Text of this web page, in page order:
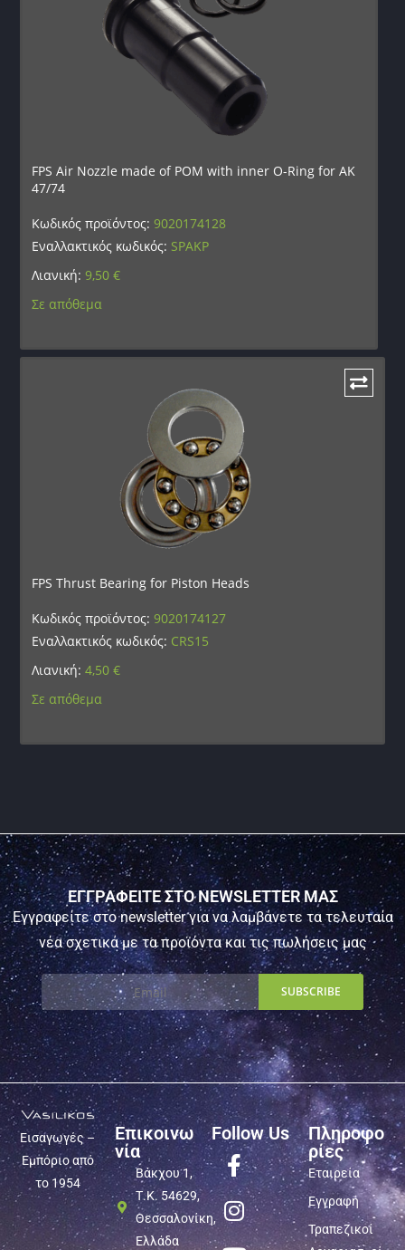
FPS Air Nozzle made of POM with inner O-Ring for AK
47/74
Κωδικός προϊόντος:9020174128
Εναλλακτικός κωδικός: SPAKP
Λιανική:9,50€
Σε απόθεμα
FPS Thrust Bearing for Piston Heads
Κωδικός προϊόντος:9020174127
Εναλλακτικός κωδικός: CRS15
Λιανική:4,50€
Σε απόθεμα
ΕΓΓΡΑΦΕΙΤΕ ΣΤΟ NEWSLETTER ΜΑΣ
Εγγραφείτε στο newsletter για να λαμβάνετε τα τελευταία
νέα σχετικά με τα προϊόντα και τις πωλήσεις μας
Εισαγωγές –
Εμπόριο από
το 1954
Επικοινω
νία
Βάκχου 1,
Τ.Κ. 54629,
Θεσσαλονίκη,
Ελλάδα
Follow Us
Πληροφο
ρίες
Εταιρεία
Εγγραφή
Τραπεζικοί